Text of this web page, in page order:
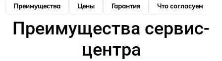
Преимущества Цены Гарантия Что согласуем
Преимущества сервис-
центра